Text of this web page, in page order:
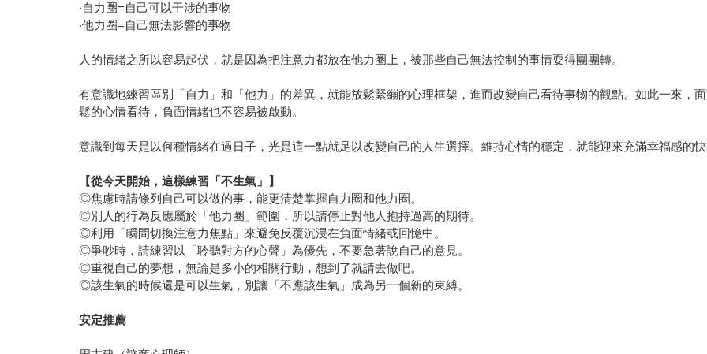
‧自力圈=自己可以干涉的事物
‧他力圈=自己無法影響的事物
人的情緒之所以容易起伏，就是因為把注意力都放在他力圈上，被那些自己無法控制的事情耍得團團轉。
有意識地練習區別「自力」和「他力」的差異，就能放鬆緊繃的心理框架，進而改變自己看待事物的觀點。如此一來，
鬆的心情看待，負面情緒也不容易被啟動。
意識到每天是以何種情緒在過日子，光是這一點就足以改變自己的人生選擇。維持心情的穩定，就能迎來充滿幸福感的快
【從今天開始，這樣練習「不生氣」】
◎焦慮時請條列自己可以做的事，能更清楚掌握自力圈和他力圈。
◎別人的行為反應屬於「他力圈」範圍，所以請停止對他人抱持過高的期待。
◎利用「瞬間切換注意力焦點」來避免反覆沉浸在負面情緒或回憶中。
◎爭吵時，請練習以「聆聽對方的心聲」為優先，不要急著說自己的意見。
◎重視自己的夢想，無論是多小的相關行動，想到了就請去做吧。
◎該生氣的時候還是可以生氣，別讓「不應該生氣」成為另一個新的束縛。
安定推薦